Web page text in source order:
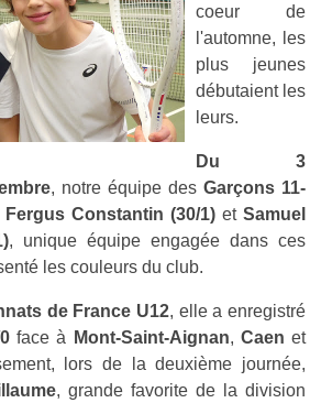
coeur de
l'automne, les
plus jeunes
débutaient les
leurs.
Du 3
, notre équipe des Garçons 11-
Fergus Constantin (30/1)et Samuel
, unique équipe engagée dans ces
les couleurs du club.
de France U12, elle a enregistré
face à Mont-Saint-Aignan, Caen et
lors de la deuxième journée,
, grande favorite de la division